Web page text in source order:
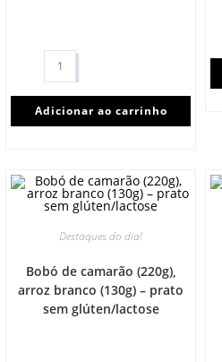
Adicionar ao carrinho
Destaques do dia!
Bobó de camarão (220g),
arroz branco (130g) – prato
sem glúten/lactose